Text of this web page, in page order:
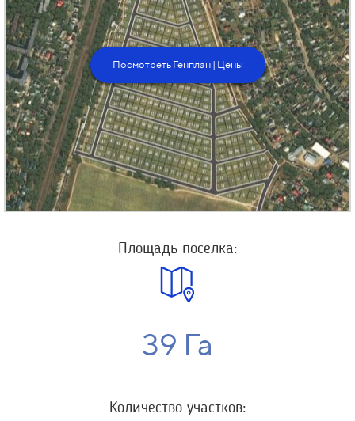
Посмотреть Генплан | Цены
Площадь поселка:
39 Га
Количество участков: